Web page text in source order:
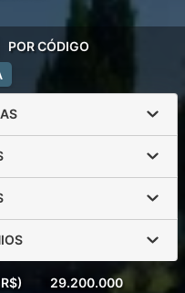
POR CÓDIGO
29.200.000